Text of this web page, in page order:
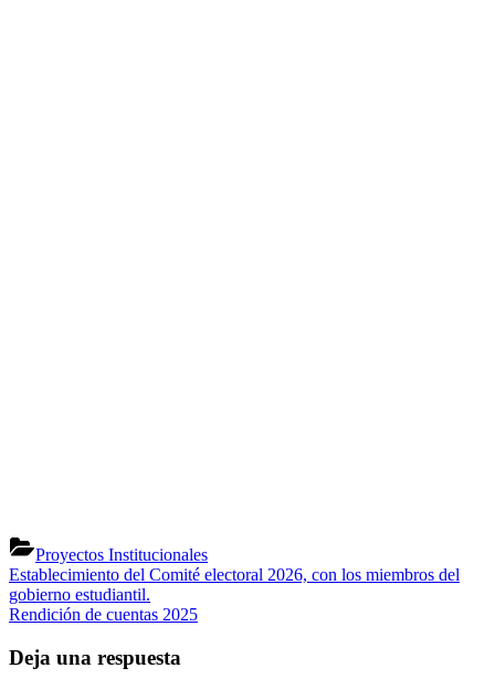
Proyectos Institucionales
Navegación
de
Previous
Post:
Establecimiento del Comité electoral 2026, con los miembros del
gobierno estudiantil.
Entrada
Rendición de cuentas 2025
Deja una respuesta